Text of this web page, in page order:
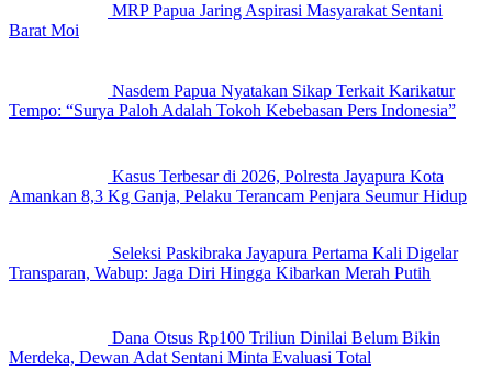
MRP Papua Jaring Aspirasi Masyarakat Sentani
Barat Moi
Nasdem Papua Nyatakan Sikap Terkait Karikatur
Tempo: “Surya Paloh Adalah Tokoh Kebebasan Pers Indonesia”
Kasus Terbesar di 2026, Polresta Jayapura Kota
Amankan 8,3 Kg Ganja, Pelaku Terancam Penjara Seumur Hidup
Seleksi Paskibraka Jayapura Pertama Kali Digelar
Transparan, Wabup: Jaga Diri Hingga Kibarkan Merah Putih
Dana Otsus Rp100 Triliun Dinilai Belum Bikin
Merdeka, Dewan Adat Sentani Minta Evaluasi Total